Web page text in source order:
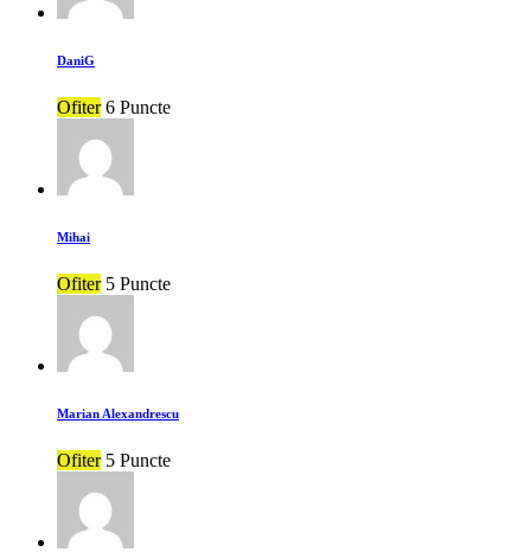
DaniG
Ofiter 6 Puncte
Mihai
Ofiter 5 Puncte
Marian Alexandrescu
Ofiter 5 Puncte